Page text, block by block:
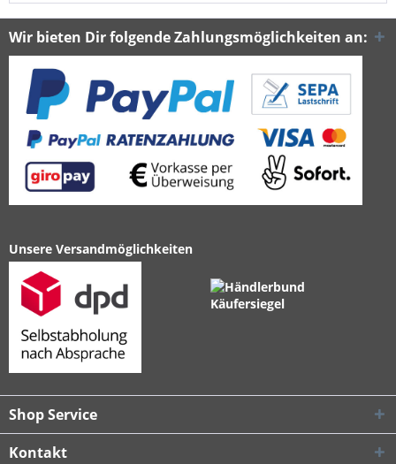
Wir bieten Dir folgende Zahlungsmöglichkeiten an:
Unsere Versandmöglichkeiten
Shop Service
Kontakt